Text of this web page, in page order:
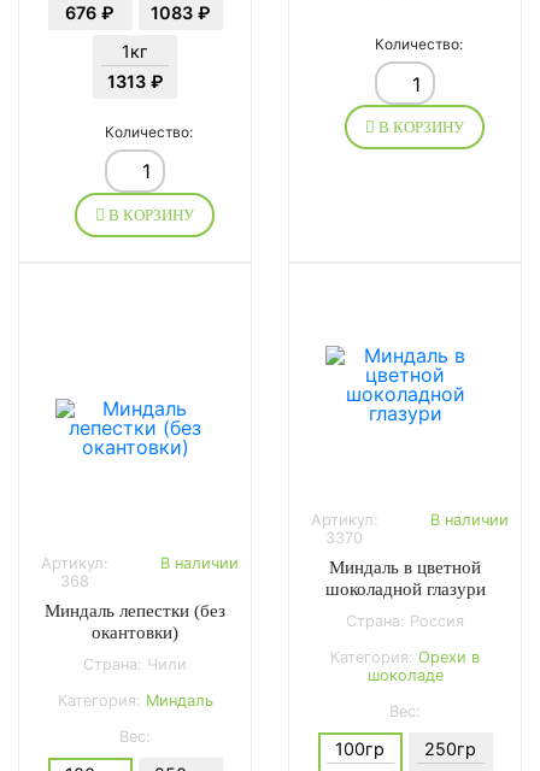
676 ₽
1083 ₽
1кг
1313 ₽
Количество:
В КОРЗИНУ
Количество:
В КОРЗИНУ
Артикул:
368
В наличии
Миндаль лепестки (без
окантовки)
Страна: Чили
Категория: Миндаль
Вес:
Артикул:
3370
В наличии
Миндаль в цветной
шоколадной глазури
Страна: Россия
Категория: Орехи в
шоколаде
Вес:
100гр
250гр